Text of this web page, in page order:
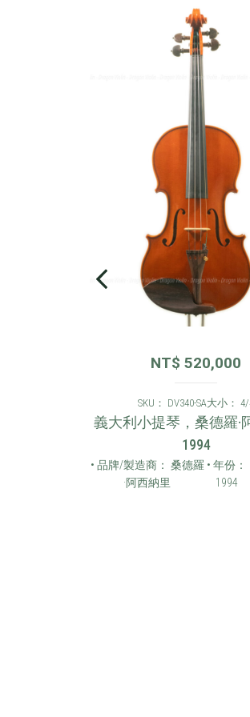
NT$ 520,000
SKU： DV340-SA大小：
義大利小提琴，桑德羅·
1994
• 品牌/製造商： 桑德羅
·阿西納里
• 年份：
1994